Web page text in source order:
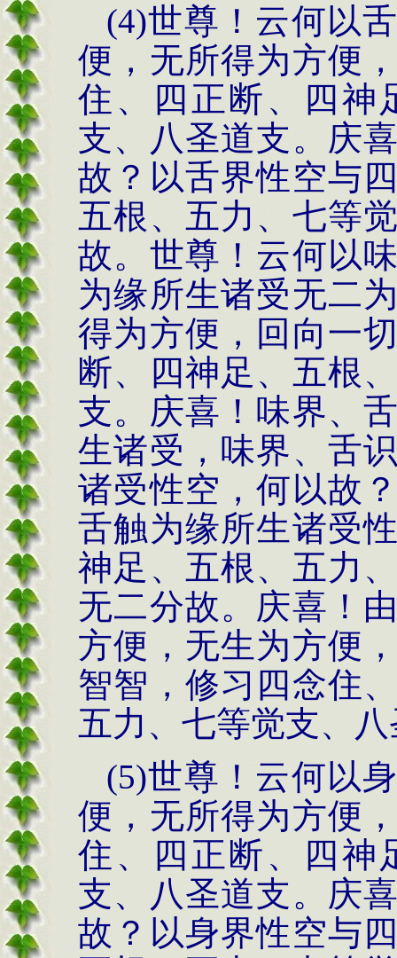
(4)世尊！云何以
便，无所得为方便
住、四正断、四神
支、八圣道支。庆
故？以舌界性空与
五根、五力、七等
故。世尊！云何以
为缘所生诸受无二
得为方便，回向一
断、四神足、五根
支。庆喜！味界、
生诸受，味界、舌
诸受性空，何以故
舌触为缘所生诸受
神足、五根、五力
无二分故。庆喜！
方便，无生为方便
智智，修习四念住
五力、七等觉支、
(5)世尊！云何以
便，无所得为方便
住、四正断、四神
支、八圣道支。庆
故？以身界性空与